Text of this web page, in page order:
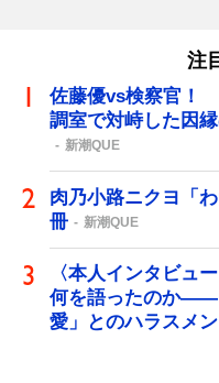
注
佐藤優vs検察官！
調室で対峙した因
新潮QUE
肉乃小路ニクヨ「
冊
新潮QUE
〈本人インタビュ
何を語ったのか――
愛」とのハラスメ